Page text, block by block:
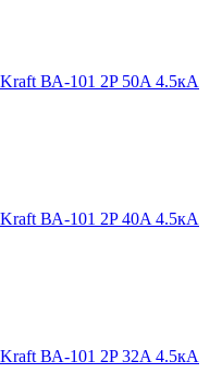
ВА-101 2P 50A 4.5кА
ВА-101 2P 40A 4.5кА
ВА-101 2P 32A 4.5кА